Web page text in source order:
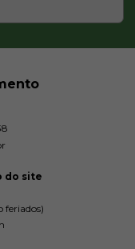
do site
feriados)